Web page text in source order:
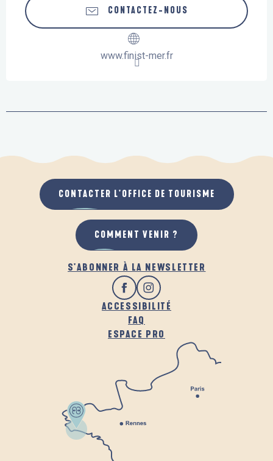
CONTACTEZ-NOUS
www.finist-mer.fr
S'ABONNER À LA NEWSLETTER
ACCESSIBILITÉ
FAQ
ESPACE PRO
CONTACTER L'OFFICE DE TOURISME
COMMENT VENIR ?